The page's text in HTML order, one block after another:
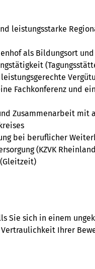
leistungsstarke
als Bildungsort
Fachkonferenz und
Zusammenarbeit
bei beruflicher
(KZVK
Sie sich in einem
Ihrer